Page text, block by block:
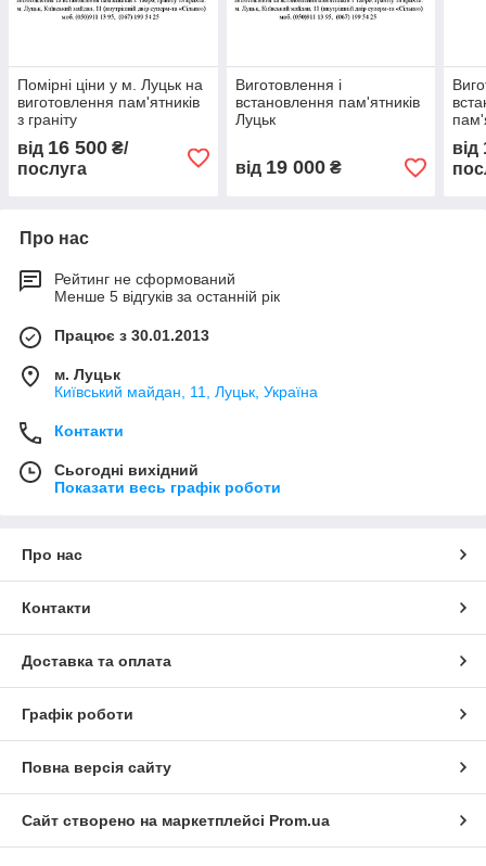
Помірні ціни у м. Луцьк на
виготовлення пам'ятників
з граніту
від 16 500 ₴/
послуга
Виготовлення і
встановлення пам'ятників
Луцьк
від 19 000₴
від
Про нас
Рейтинг не сформований
Менше 5 відгуків за останній рік
Працює з 30.01.2013
м. Луцьк
Київський майдан, 11, Луцьк, Україна
Контакти
Сьогодні вихідний
Показати весь графік роботи
Про нас
Контакти
Доставка та оплата
Графік роботи
Повна версія сайту
Сайт створено на маркетплейсі Prom.ua